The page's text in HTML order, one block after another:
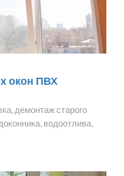
окон ПВХ
демонтаж старого
водоотлива,